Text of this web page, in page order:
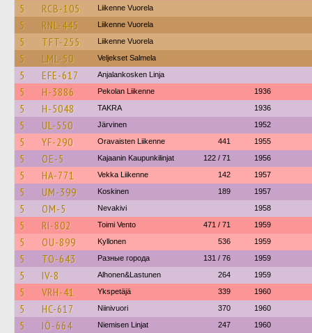
5 RCB-105 Liikenne Vuorela
5 RNL-445 Liikenne Vuorela
5 TFT-255 Liikenne Vuorela
5 LML-50 Veljekset Salmela
5 EFE-617 Anjalankosken Linja
5 H-3886 Pekolan Liikenne 1936
5 H-5048 TAKRA 1936
5 UL-550 Järvinen 1952
5 YF-290 Oravaisten Liikenne 441 1955
5 OE-5 Kajaanin Kaupunkilinjat 122 / 71 1956
5 HA-771 Vekka Liikenne 142 1957
5 UM-399 Koskinen 189 1957
5 OM-5 Nevakivi 1958
5 RI-802 Toimi Vento 471 / 71 1959
5 OU-899 Kyllonen 536 1959
5 TO-643 Разные города 131 / 76 1959
5 IV-8 Alhonen&Lastunen 264 1959
5 VRH-41 Ykspetäjä 339 1960
5 HC-617 Niinivuori 370 1960
5 IÖ-664 Niemisen Linjat 247 1960